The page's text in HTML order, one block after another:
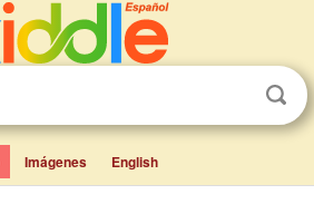
Imágenes English